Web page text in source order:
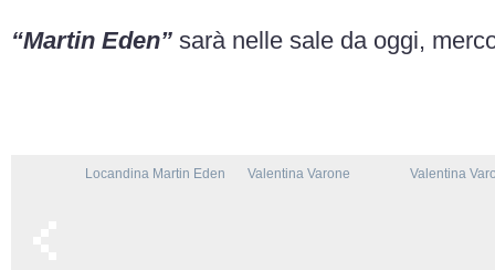
“Martin Eden” sarà nelle sale da oggi,
Locandina Martin Eden Valentina Varone Valentina